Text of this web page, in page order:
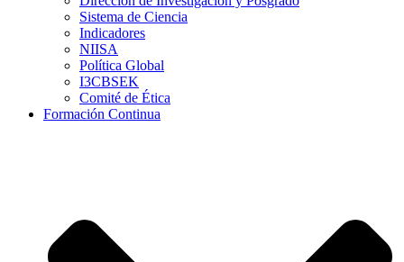
Sistema de Ciencia
Indicadores
NIISA
Política Global
I3CBSEK
Comité de Ética
Formación Continua